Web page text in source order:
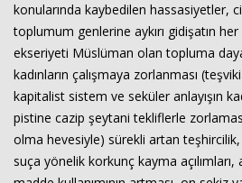
konularında kaybedilen hassasiyetler,
toplumum genlerine aykırı gidişatın
ekseriyeti Müslüman olan topluma
kadınların çalışmaya zorlanması
kapitalist sistem ve seküler anlayışın
pistine cazip şeytani tekliflerle
olma hevesiyle) sürekli artan
suça yönelik korkunç kayma açılımları,